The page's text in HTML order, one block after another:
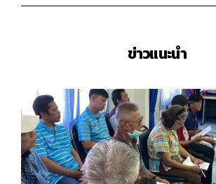
ข่าวแนะนำ